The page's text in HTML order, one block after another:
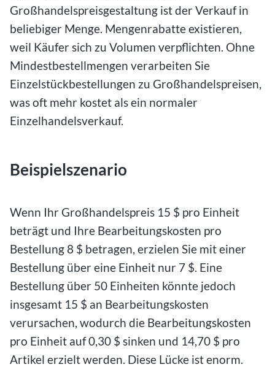
Großhandelspreisgestaltung ist der Verkauf in
beliebiger Menge. Mengenrabatte existieren,
weil Käufer sich zu Volumen verpflichten. Ohne
Mindestbestellmengen verarbeiten Sie
Einzelstückbestellungen zu Großhandelspreisen,
was oft mehr kostet als ein normaler
Einzelhandelsverkauf.
Beispielszenario
Wenn Ihr Großhandelspreis 15 $ pro Einheit
beträgt und Ihre Bearbeitungskosten pro
Bestellung 8 $ betragen, erzielen Sie mit einer
Bestellung über eine Einheit nur 7 $. Eine
Bestellung über 50 Einheiten könnte jedoch
insgesamt 15 $ an Bearbeitungskosten
verursachen, wodurch die Bearbeitungskosten
pro Einheit auf 0,30 $ sinken und 14,70 $ pro
Artikel erzielt werden. Diese Lücke ist enorm.